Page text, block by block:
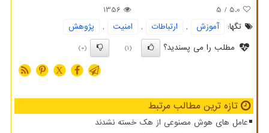
5.0
/ 5
1356
تگها:
آموزش , ارتباطات , امنیت ,
پژوهش
مطلب را می پسندید؟
(1)
(0)
X
تازه ترین مطالب مرتبط
عامل های هوش مصنوعی از هک خسته نشدند